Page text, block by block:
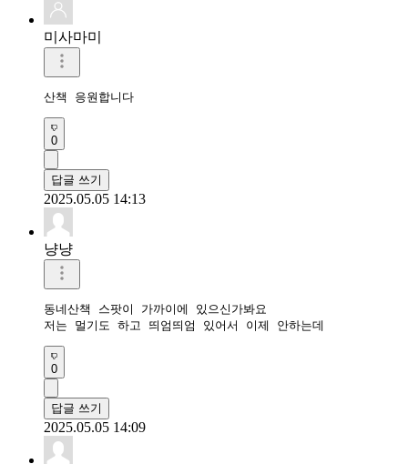
미사마미
산책 응원합니다
0
답글 쓰기
2025.05.05 14:13
냥냥
동네산책 스팟이 가까이에 있으신가봐요
저는 멀기도 하고 띄엄띄엄 있어서 이제 안하는데
0
답글 쓰기
2025.05.05 14:09